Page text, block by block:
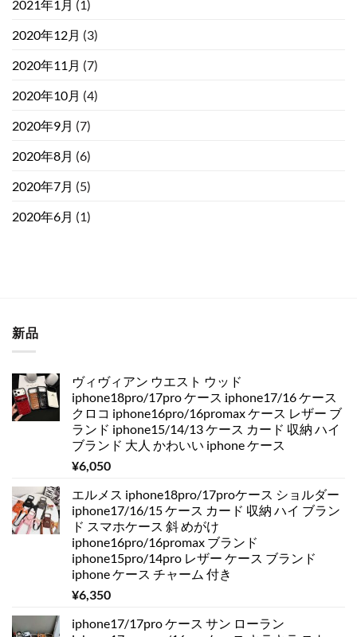
2021年1月 (1)
2020年12月 (3)
2020年11月 (7)
2020年10月 (4)
2020年9月 (7)
2020年8月 (6)
2020年7月 (5)
2020年6月 (1)
新品
ヴィヴィアン ウエスト ウッド
iphone18pro/17pro ケース iphone17/16 ケース
クロコ iphone16pro/16promax ケース レザー ブ
ランド iphone15/14/13 ケース カード 収納 ハイ
ブランド 大人 かわいい iphone ケース
¥6,050
エルメス iphone18pro/17proケース ショルダー
iphone17/16/15 ケース カード 収納 ハイ ブラン
ド スマホケース 斜 めがけ
iphone16pro/16promax ブランド
iphone15pro/14pro レザー ケース ブランド
iphone ケース チャーム 付き
¥6,350
iphone17/17pro ケース サン ローラン